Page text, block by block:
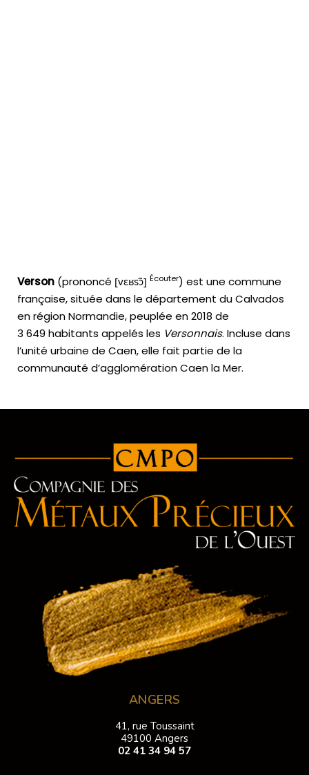
Verson (prononcé [vɛʁsɔ̃] Écouter) est une commune
française, située dans le département du Calvados
en région Normandie, peuplée en 2018 de
3 649 habitants appelés les Versonnais. Incluse dans
l’unité urbaine de Caen, elle fait partie de la
communauté d’agglomération Caen la Mer.
ANGERS
41, rue Toussaint
49100 Angers
02 41 34 94 57